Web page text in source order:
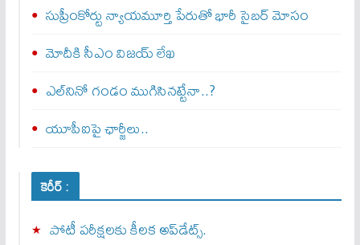
సుప్రీంకోర్టు న్యాయమూర్తి పేరుతో భారీ సైబర్ మోసం
మోదీకి సీఎం విజయ్ లేఖ
ఎల్‌నినో గండం ముగిసినట్టేనా..?
యూపీఐపై ఛార్జీలు..
కెరీర్ :
పోటీ పరీక్షలకు కీలక అప్‌డేట్స్.